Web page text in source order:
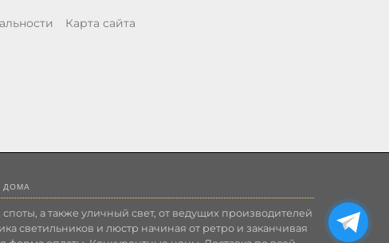
Карта сайта
ДОМА
а также уличный свет, от ведущих производителей
светильников и люстр начиная от ретро и заканчивая